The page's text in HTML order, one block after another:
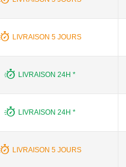
LIVRAISON 5 JOURS
LIVRAISON 24H *
LIVRAISON 24H *
LIVRAISON 5 JOURS